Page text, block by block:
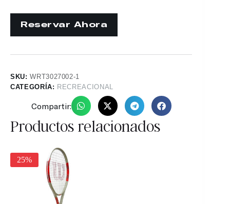
SKU:WRT3027002-1
CATEGORÍA: RECREACIONAL
Compartir:
Productos relacionados
25%